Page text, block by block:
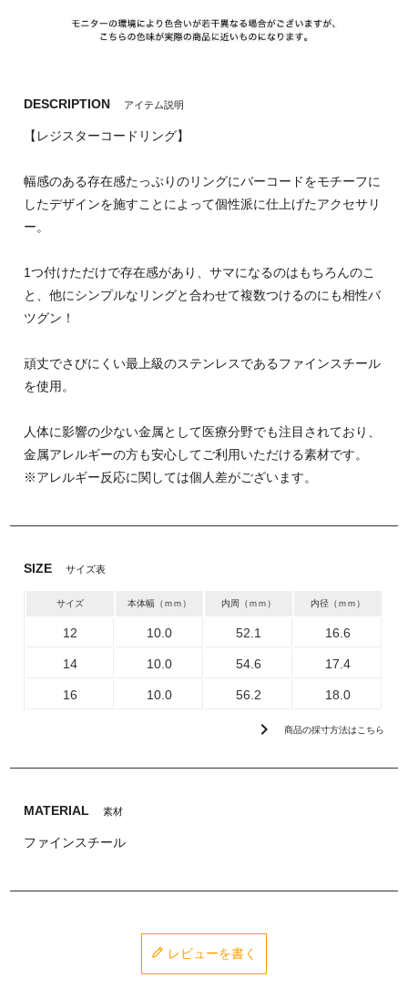
DESCRIPTION アイテム説明
【レジスターコードリング】
幅感のある存在感たっぷりのリングにバーコードをモチーフに
したデザインを施すことによって個性派に仕上げたアクセサリ
ー。
1つ付けただけで存在感があり、サマになるのはもちろんのこ
と、他にシンプルなリングと合わせて複数つけるのにも相性バ
ツグン！
頑丈でさびにくい最上級のステンレスであるファインスチール
を使用。
人体に影響の少ない金属として医療分野でも注目されており、
金属アレルギーの方も安心してご利用いただける素材です。
※アレルギー反応に関しては個人差がございます。
SIZE サイズ表
サイズ 本体幅（ｍｍ） 内周（ｍｍ） 内径（ｍｍ）
12 10.0 52.1 16.6
14 10.0 54.6 17.4
16 10.0 56.2 18.0
chevron_right 商品の採寸方法はこちら
MATERIAL 素材
ファインスチール
レビューを書く